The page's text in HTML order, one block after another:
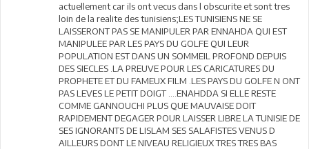
actuellement car ils ont vecus dans l obscurite et sont tres
loin de la realite des tunisiens;LES TUNISIENS NE SE
LAISSERONT PAS SE MANIPULER PAR ENNAHDA QUI EST
MANIPULEE PAR LES PAYS DU GOLFE QUI LEUR
POPULATION EST DANS UN SOMMEIL PROFOND DEPUIS
DES SIECLES .LA PREUVE POUR LES CARICATURES DU
PROPHETE ET DU FAMEUX FILM .LES PAYS DU GOLFE N ONT
PAS LEVES LE PETIT DOIGT ....ENAHDDA SI ELLE RESTE
COMME GANNOUCHI PLUS QUE MAUVAISE DOIT
RAPIDEMENT DEGAGER POUR LAISSER LIBRE LA TUNISIE DE
SES IGNORANTS DE LISLAM SES SALAFISTES VENUS D
AILLEURS DONT LE NIVEAU RELIGIEUX TRES TRES BAS